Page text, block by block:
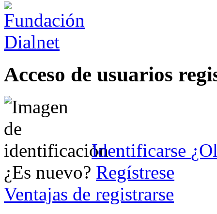
Acceso de usuarios
Identificarse
¿Es nuevo? Regístrese
Ventajas de registrarse